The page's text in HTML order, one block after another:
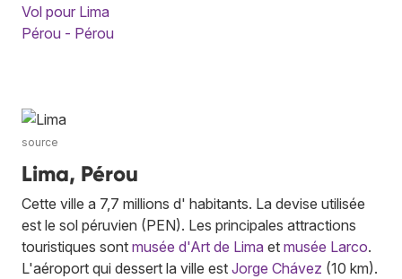
Vol pour Lima
Pérou - Pérou
source
Lima, Pérou
Cette ville a 7,7 millions d' habitants. La devise utilisée
est le sol péruvien (PEN). Les principales attractions
touristiques sont musée d'Art de Lima et musée Larco.
L'aéroport qui dessert la ville est Jorge Chávez (10 km).